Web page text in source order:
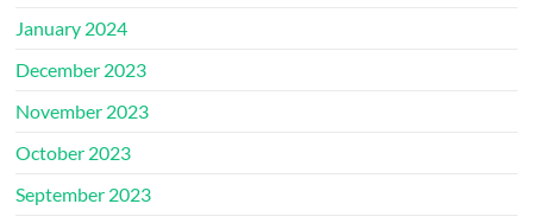
January 2024
December 2023
November 2023
October 2023
September 2023